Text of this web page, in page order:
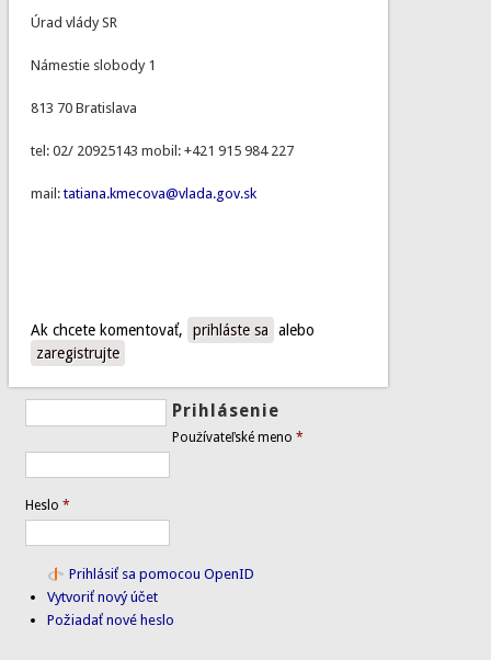
Úrad vlády SR
Námestie slobody 1
813 70 Bratislava
tel: 02/ 20925143 mobil: +421 915 984 227
mail:tatiana.kmecova@vlada.gov.sk
Ak chcete komentovať, prihláste sa
alebo
zaregistrujte
Prihlásenie
Používateľské meno*
Heslo*
Prihlásiť sa pomocou OpenID
Vytvoriť nový účet
Požiadať nové heslo